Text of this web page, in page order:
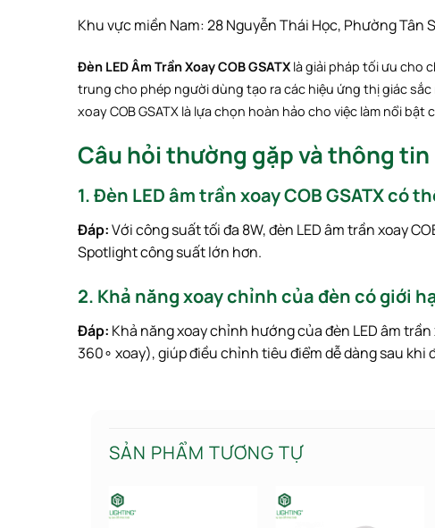
Khu vực miền Nam: 28 Nguyễn Thái Học, Phường Tân
Đèn LED Âm Trần Xoay COB GSATX là giải pháp tối ưu cho
trung cho phép người dùng tạo ra các hiệu ứng thị giác
xoay COB GSATX là lựa chọn hoàn hảo cho việc làm nổi
Câu hỏi thường gặp và thông
1. Đèn LED âm trần xoay COB GSATX có
Đáp:Với công suất tối đa 8W, đèn LED âm trần xoay
Spotlight công suất lớn hơn.
2. Khả năng xoay chỉnh của đèn có giới
Đáp: Khả năng xoay chỉnh hướng của đèn LED âm trần
360∘ xoay), giúp điều chỉnh tiêu điểm dễ dàng sau khi
SẢN PHẨM TƯƠNG TỰ